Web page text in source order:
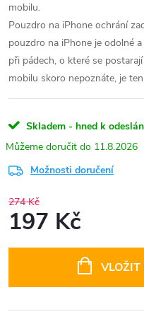
mobilu.
Pouzdro na iPhone ochrání
pouzdro na iPhone je odolné
při pádech, o které se
mobilu skoro nepoznáte, je
Skladem - hned k
11.8.2026
Možnosti doručení
274 Kč
197 Kč
VLOŽIT